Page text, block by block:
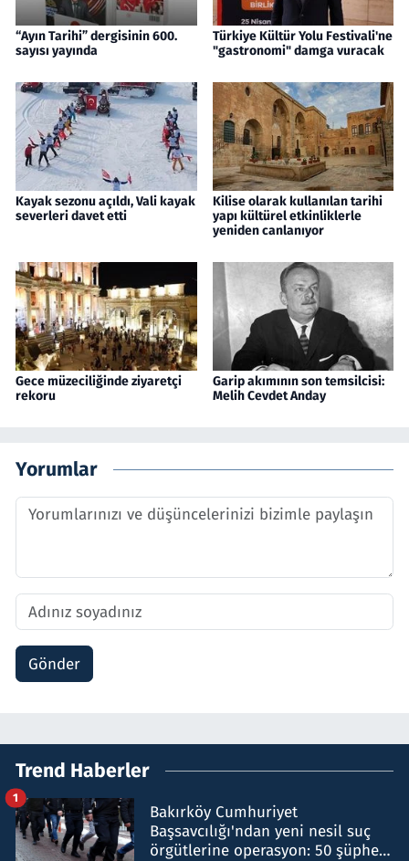
“Ayın Tarihi” dergisinin 600.
sayısı yayında
Türkiye Kültür Yolu Festivali'ne
"gastronomi" damga vuracak
Kayak sezonu açıldı, Vali kayak
severleri davet etti
Kilise olarak kullanılan tarihi
yapı kültürel etkinliklerle
yeniden canlanıyor
Gece müzeciliğinde ziyaretçi
rekoru
Garip akımının son temsilcisi:
Melih Cevdet Anday
Yorumlar
Gönder
Trend Haberler
Bakırköy Cumhuriyet
Başsavcılığı'ndan yeni nesil suç
örgütlerine operasyon: 50 şüpheli
1